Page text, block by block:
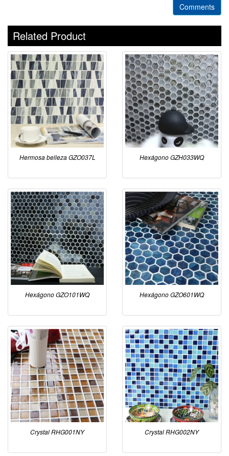
Comments
Related Product
Hermosa belleza GZO037L Hexágono GZH033WQ
Hexágono GZO101WQ Hexágono GZO601WQ
Crystal RHG001NY Crystal RHG002NY